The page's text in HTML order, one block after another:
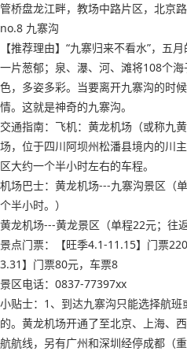
管桥盘龙江畔，教场中路片区，北京路
no.8 九寨沟
【推荐理由】“九寨归来不看水”，五
一片葱郁；泉、瀑、河、滩将108个
色，多姿多彩。当要离开九寨沟的时
情。这就是神奇的九寨沟。
交通指南：飞机：黄龙机场（或称九
场，位于四川阿坝州松潘县境内的川
区大约一个半小时左右的车程。
机场巴士：黄龙机场---九寨沟景区（
个半小时。）
黄龙机场---黄龙景区（单程22元；往
景点门票：【旺季4.1-11.15】门票
3.31】门票80元，车票8
景区电话：0837-77397xx
小贴士：1、到达九寨沟只能选择航
的。黄龙机场开通了至北京、上海、
航航线，另有广州和深圳经停成都（